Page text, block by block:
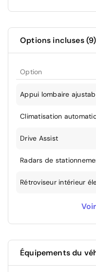
Options incluses (9)
Option
Appui lombaire
Climatisation
Drive Assist
Radars de
Rétroviseur intérieur
Rétroviseurs
électrochrome
Sièges AV chauffants
sièges AV chauffants,
niveaux, Fonctionde
Équipements du